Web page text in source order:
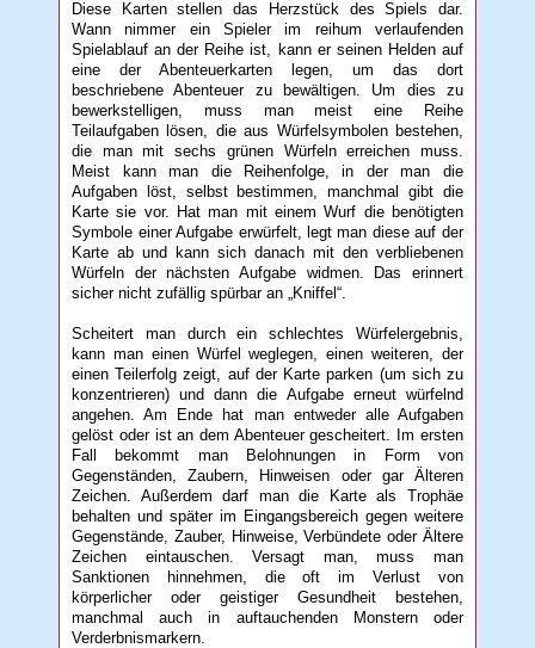
Diese Karten stellen das Herzstück des Spiels dar.
Wann nimmer ein Spieler im reihum verlaufenden
Spielablauf an der Reihe ist, kann er seinen Helden auf
eine der Abenteuerkarten legen, um das dort
beschriebene Abenteuer zu bewältigen. Um dies zu
bewerkstelligen, muss man meist eine Reihe
Teilaufgaben lösen, die aus Würfelsymbolen bestehen,
die man mit sechs grünen Würfeln erreichen muss.
Meist kann man die Reihenfolge, in der man die
Aufgaben löst, selbst bestimmen, manchmal gibt die
Karte sie vor. Hat man mit einem Wurf die benötigten
Symbole einer Aufgabe erwürfelt, legt man diese auf der
Karte ab und kann sich danach mit den verbliebenen
Würfeln der nächsten Aufgabe widmen. Das erinnert
sicher nicht zufällig spürbar an „Kniffel“.
Scheitert man durch ein schlechtes Würfelergebnis,
kann man einen Würfel weglegen, einen weiteren, der
einen Teilerfolg zeigt, auf der Karte parken (um sich zu
konzentrieren) und dann die Aufgabe erneut würfelnd
angehen. Am Ende hat man entweder alle Aufgaben
gelöst oder ist an dem Abenteuer gescheitert. Im ersten
Fall bekommt man Belohnungen in Form von
Gegenständen, Zaubern, Hinweisen oder gar Älteren
Zeichen. Außerdem darf man die Karte als Trophäe
behalten und später im Eingangsbereich gegen weitere
Gegenstände, Zauber, Hinweise, Verbündete oder Ältere
Zeichen eintauschen. Versagt man, muss man
Sanktionen hinnehmen, die oft im Verlust von
körperlicher oder geistiger Gesundheit bestehen,
manchmal auch in auftauchenden Monstern oder
Verderbnismarkern.